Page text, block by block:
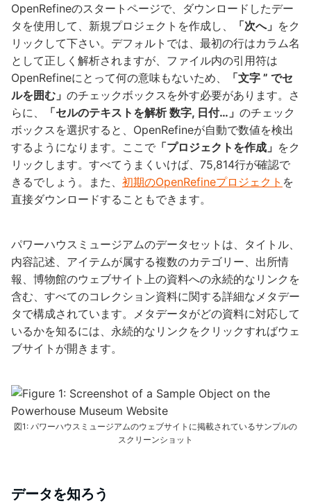
OpenRefineのスタートページで、ダウンロードしたデー
タを使用して、新規プロジェクトを作成し、
「次へ」 をク
リックして下さい。デフォルトでは、最初の行はカラム名
として正しく解析されますが、ファイル内の引用符は
OpenRefineにとって何の意味もないため、
「文字 ” でセ
ルを囲む」 のチェックボックスを外す必要があります。さ
らに、
「セルのテキストを解析 数字, 日付…」 のチェック
ボックスを選択すると、OpenRefineが自動で数値を検出
するようになります。ここで 「プロジェクトを作成」 をク
リックします。すべてうまくいけば、75,814行が確認で
きるでしょう。また、 初期のOpenRefineプロジェクト を
直接ダウンロードすることもできます。
パワーハウスミュージアムのデータセットは、タイトル、
内容記述、アイテムが属する複数のカテゴリー、出所情
報、博物館のウェブサイト上の資料への永続的なリンクを
含む、すべてのコレクション資料に関する詳細なメタデー
タで構成されています。メタデータがどの資料に対応して
いるかを知るには、永続的なリンクをクリックすればウェ
ブサイトが開きます。
図1: パワーハウスミュージアムのウェブサイトに掲載されているサンプルの
スクリーンショット
データを知ろう